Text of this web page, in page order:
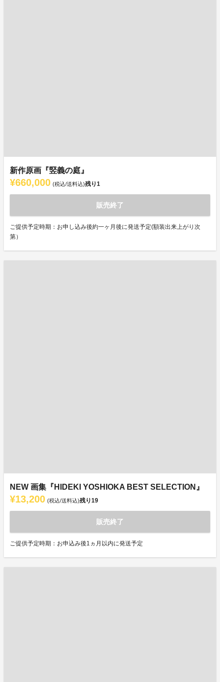
新作原画『竪義の庭』
¥660,000 (税込/送料込)残り1
販売終了
ご提供予定時期：お申し込み後約一ヶ月後に発送予定(額装出来上がり次
第）
NEW 画集『HIDEKI YOSHIOKA BEST SELECTION』
¥13,200 (税込/送料込)残り19
販売終了
ご提供予定時期：お申込み後1ヵ月以内に発送予定